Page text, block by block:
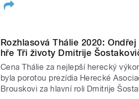
Rozhlasová Thálie 2020:
hře Tři životy Dmitrije
Cena Thálie za nejlepší herecký
byla porotou prezídia Herecké
Brouskovi za hlavní roli Dmitrije